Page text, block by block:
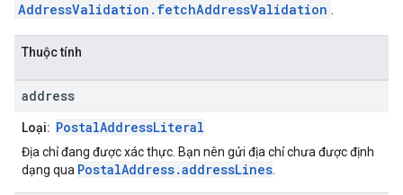
AddressValidation.fetchAddressValidation .
Thuộc tính
address
Loại: PostalAddressLiteral
Địa chỉ đang được xác thực. Bạn nên gửi địa chỉ chưa được định
dạng qua PostalAddress.addressLines.